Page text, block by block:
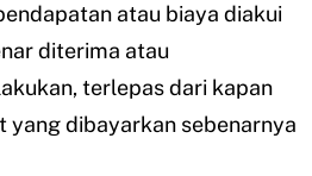
atau biaya diakui
diterima atau
terlepas dari kapan
yang dibayarkan sebenarnya